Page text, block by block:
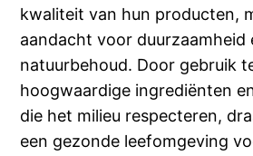
kwaliteit van hun producten,
aandacht voor duurzaamheid
natuurbehoud. Door gebruik
hoogwaardige ingrediënten
die het milieu respecteren,
een gezonde leefomgeving